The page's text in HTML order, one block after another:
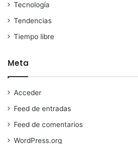
Tecnología
Tendencias
Tiempo libre
Meta
Acceder
Feed de entradas
Feed de comentarios
WordPress.org